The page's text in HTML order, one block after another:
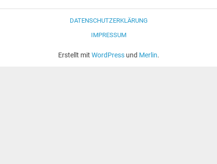
DATENSCHUTZERKLÄRUNG
IMPRESSUM
Erstellt mit WordPressund Merlin.